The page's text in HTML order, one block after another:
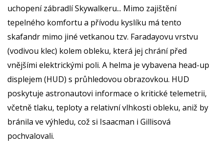
uchopení zábradlí Skywalkeru... Mimo zajištění
tepelného komfortu a přívodu kyslíku má tento
skafandr mimo jiné vetkanou tzv. Faradayovu vrstvu
(vodivou klec) kolem obleku, která jej chrání před
vnějšími elektrickými poli. A helma je vybavena head-up
displejem (HUD) s průhledovou obrazovkou. HUD
poskytuje astronautovi informace o kritické telemetrii,
včetně tlaku, teploty a relativní vlhkosti obleku, aniž by
bránila ve výhledu, což si Isaacman i Gillisová
pochvalovali.